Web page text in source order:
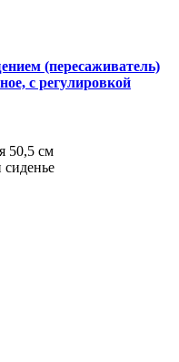
(пересаживатель)
с регулировкой
50,5 см